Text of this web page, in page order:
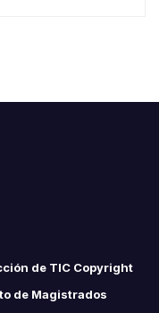
de TIC Copyright
de Magistrados